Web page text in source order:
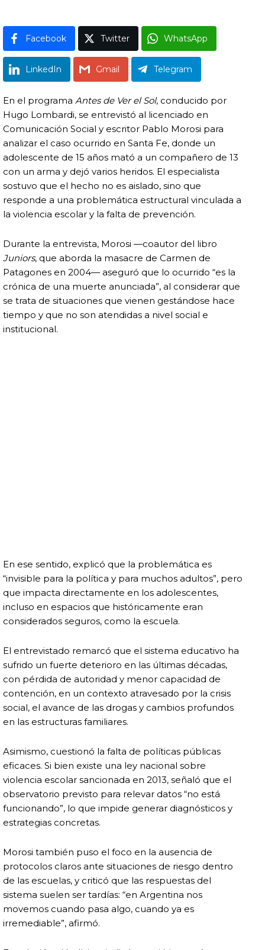
Facebook Twitter WhatsApp
LinkedIn Gmail Telegram
En el programa Antes de Ver el Sol, conducido por
Hugo Lombardi, se entrevistó al licenciado en
Comunicación Social y escritor Pablo Morosi para
analizar el caso ocurrido en Santa Fe, donde un
adolescente de 15 años mató a un compañero de 13
con un arma y dejó varios heridos. El especialista
sostuvo que el hecho no es aislado, sino que
responde a una problemática estructural vinculada a
la violencia escolar y la falta de prevención.
Durante la entrevista, Morosi —coautor del libro
Juniors, que aborda la masacre de Carmen de
Patagones en 2004— aseguró que lo ocurrido “es la
crónica de una muerte anunciada”, al considerar que
se trata de situaciones que vienen gestándose hace
tiempo y que no son atendidas a nivel social e
institucional.
En ese sentido, explicó que la problemática es
“invisible para la política y para muchos adultos”, pero
que impacta directamente en los adolescentes,
incluso en espacios que históricamente eran
considerados seguros, como la escuela.
El entrevistado remarcó que el sistema educativo ha
sufrido un fuerte deterioro en las últimas décadas,
con pérdida de autoridad y menor capacidad de
contención, en un contexto atravesado por la crisis
social, el avance de las drogas y cambios profundos
en las estructuras familiares.
Asimismo, cuestionó la falta de políticas públicas
eficaces. Si bien existe una ley nacional sobre
violencia escolar sancionada en 2013, señaló que el
observatorio previsto para relevar datos “no está
funcionando”, lo que impide generar diagnósticos y
estrategias concretas.
Morosi también puso el foco en la ausencia de
protocolos claros ante situaciones de riesgo dentro
de las escuelas, y criticó que las respuestas del
sistema suelen ser tardías: “en Argentina nos
movemos cuando pasa algo, cuando ya es
irremediable”, afirmó.